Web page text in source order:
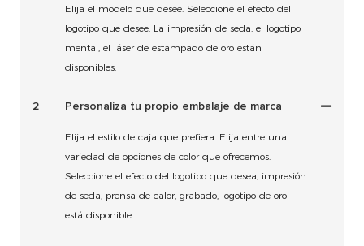
Elija el modelo que desee. Seleccione el efecto del
logotipo que desee. La impresión de seda, el logotipo
mental, el láser de estampado de oro están
disponibles.
2 Personaliza tu propio embalaje de marca
Elija el estilo de caja que prefiera. Elija entre una
variedad de opciones de color que ofrecemos.
Seleccione el efecto del logotipo que desea, impresión
de seda, prensa de calor, grabado, logotipo de oro
está disponible.